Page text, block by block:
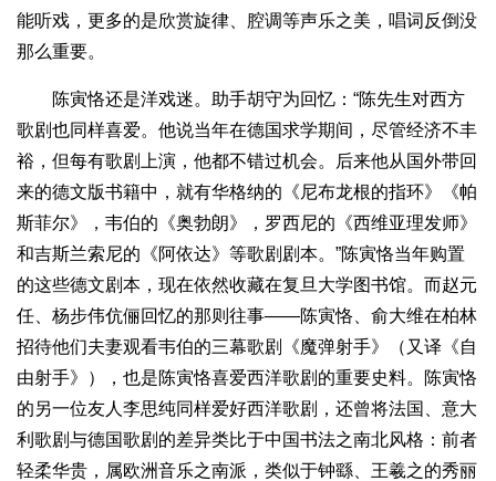
能听戏，更多的是欣赏旋律、腔调等声乐之美，唱词反倒没
那么重要。
陈寅恪还是洋戏迷。助手胡守为回忆：“陈先生对西方
歌剧也同样喜爱。他说当年在德国求学期间，尽管经济不丰
裕，但每有歌剧上演，他都不错过机会。后来他从国外带回
来的德文版书籍中，就有华格纳的《尼布龙根的指环》《帕
斯菲尔》，韦伯的《奥勃朗》，罗西尼的《西维亚理发师》
和吉斯兰索尼的《阿依达》等歌剧剧本。”陈寅恪当年购置
的这些德文剧本，现在依然收藏在复旦大学图书馆。而赵元
任、杨步伟伉俪回忆的那则往事——陈寅恪、俞大维在柏林
招待他们夫妻观看韦伯的三幕歌剧《魔弹射手》（又译《自
由射手》），也是陈寅恪喜爱西洋歌剧的重要史料。陈寅恪
的另一位友人李思纯同样爱好西洋歌剧，还曾将法国、意大
利歌剧与德国歌剧的差异类比于中国书法之南北风格：前者
轻柔华贵，属欧洲音乐之南派，类似于钟繇、王羲之的秀丽